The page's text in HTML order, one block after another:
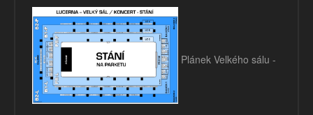
Plánek Velkého sálu -